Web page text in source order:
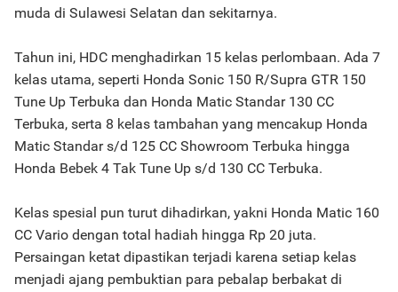
muda di Sulawesi Selatan dan sekitarnya.
Tahun ini, HDC menghadirkan 15 kelas perlombaan. Ada 7
kelas utama, seperti Honda Sonic 150 R/Supra GTR 150
Tune Up Terbuka dan Honda Matic Standar 130 CC
Terbuka, serta 8 kelas tambahan yang mencakup Honda
Matic Standar s/d 125 CC Showroom Terbuka hingga
Honda Bebek 4 Tak Tune Up s/d 130 CC Terbuka.
Kelas spesial pun turut dihadirkan, yakni Honda Matic 160
CC Vario dengan total hadiah hingga Rp 20 juta.
Persaingan ketat dipastikan terjadi karena setiap kelas
menjadi ajang pembuktian para pebalap berbakat di